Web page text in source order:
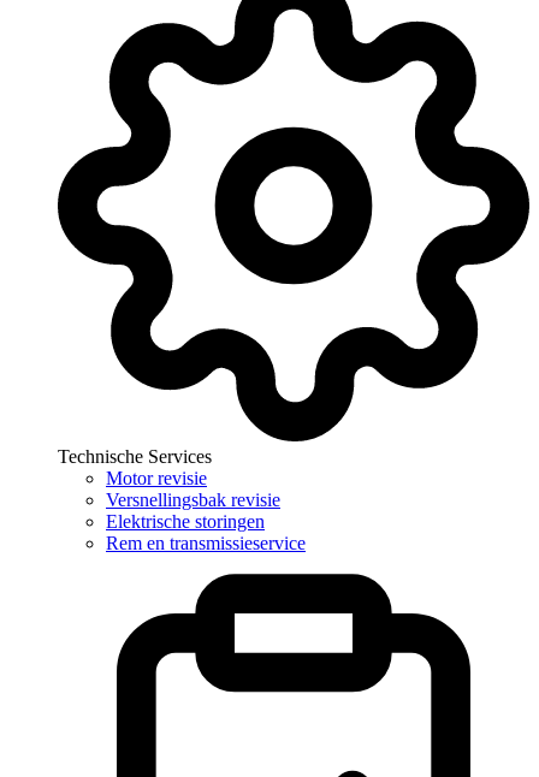
Technische Services
Motor revisie
Versnellingsbak revisie
Elektrische storingen
Rem en transmissieservice